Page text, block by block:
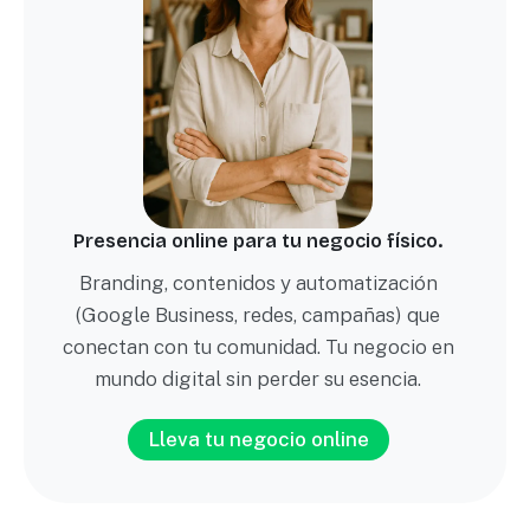
Presencia online para tu negocio físico.
Branding, contenidos y automatización
(Google Business, redes, campañas) que
conectan con tu comunidad. Tu negocio en
mundo digital sin perder su esencia.
Lleva tu negocio online